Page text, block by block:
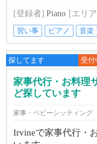
[登録者] Piano [エリ
習い事 ピアノ 音楽
探してます 受付
家事代行・お料理
ど探しています
家事・ベビーシッティング
Irvineで家事代行・